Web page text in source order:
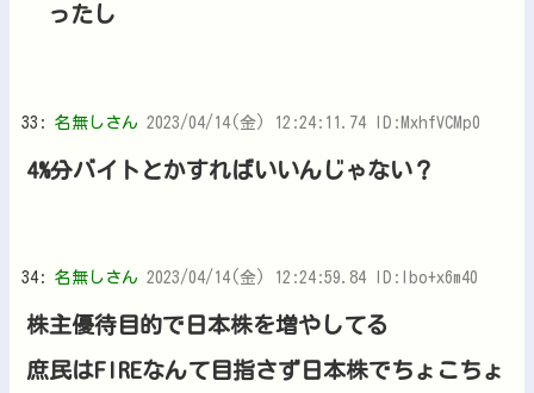
ったし
33: 名無しさん 2023/04/14(金) 12:24:11.74 ID:MxhfVCMp0
4%分バイトとかすればいいんじゃない？
34: 名無しさん 2023/04/14(金) 12:24:59.84 ID:Ibo+x6m40
株主優待目的で日本株を増やしてる
庶民はFIREなんて目指さず日本株でちょこちょ